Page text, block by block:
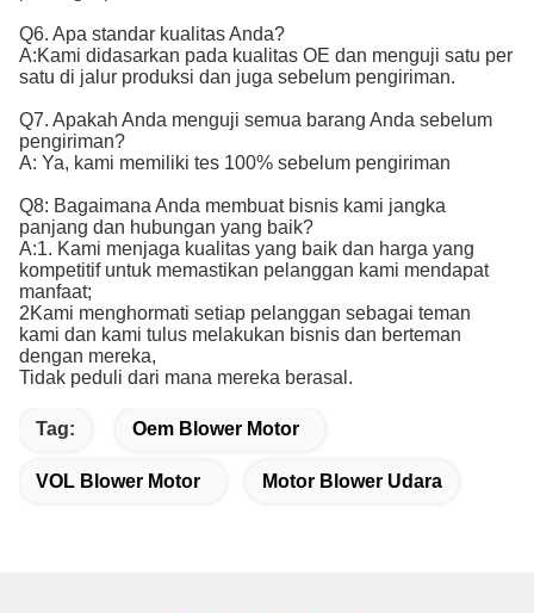
Q6. Apa standar kualitas Anda?
A:Kami didasarkan pada kualitas OE dan menguji satu per
satu di jalur produksi dan juga sebelum pengiriman.
Q7. Apakah Anda menguji semua barang Anda sebelum
pengiriman?
A: Ya, kami memiliki tes 100% sebelum pengiriman
Q8: Bagaimana Anda membuat bisnis kami jangka
panjang dan hubungan yang baik?
A:1. Kami menjaga kualitas yang baik dan harga yang
kompetitif untuk memastikan pelanggan kami mendapat
manfaat;
2Kami menghormati setiap pelanggan sebagai teman
kami dan kami tulus melakukan bisnis dan berteman
dengan mereka,
Tidak peduli dari mana mereka berasal.
Tag: Oem Blower Motor
VOL Blower Motor Motor Blower Udara